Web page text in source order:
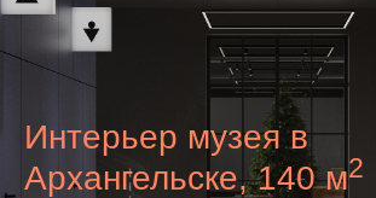
Интерьер музея в
Архангельске, 140 м2